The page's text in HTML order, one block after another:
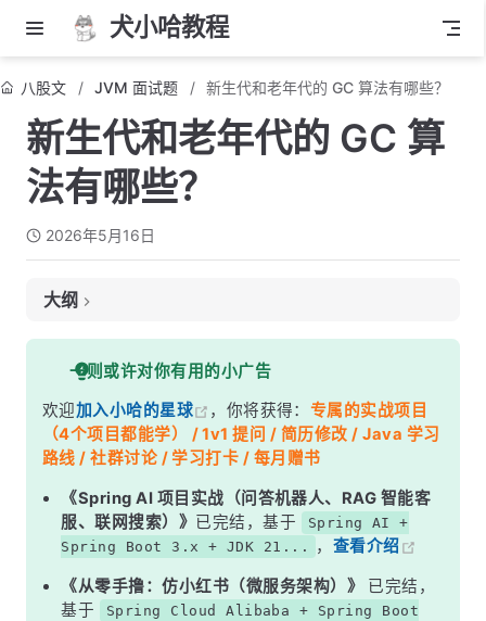
犬小哈教程
八股文 JVM 面试题 新生代和老年代的 GC 算法有哪些？
新生代和老年代的 GC 算
法有哪些？
2026年5月16日
大纲
面试考察点
核心答案
深度解析
一、为什么需要分代？
二、新生代——复制算法
三、老年代——标记-清除与标记-整理
面试高频追问
一则或许对你有用的小广告
欢迎加入小哈的星球 ，你将获得： 专属的实战项目
（4个项目都能学） / 1v1 提问 / 简历修改 / Java 学习
路线 / 社群讨论 / 学习打卡 / 每月赠书
《Spring AI 项目实战（问答机器人、RAG 智能客
服、联网搜索）》 已完结，基于
Spring AI +
Spring Boot 3.x + JDK 21...
， 查看介绍
《从零手撸：仿小红书（微服务架构）》
已完结，
基于
Spring Cloud Alibaba + Spring Boot